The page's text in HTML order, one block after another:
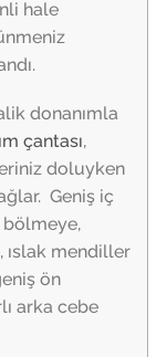
hale
donanımla
çantası,
doluyken
Geniş iç
ıslak mendiller
ön
arka cebe